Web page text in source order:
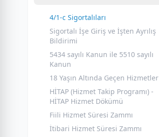
4/1-c Sigortalıları
Sigortalı İşe Giriş ve İşten Ayrılış
Bildirimi
5434 sayılı Kanun ile 5510 sayılı
Kanun
18 Yaşın Altında Geçen Hizmetler
HİTAP (Hizmet Takip Programı) -
HİTAP Hizmet Dökümü
Fiili Hizmet Süresi Zammı
İtibari Hizmet Süresi Zammı